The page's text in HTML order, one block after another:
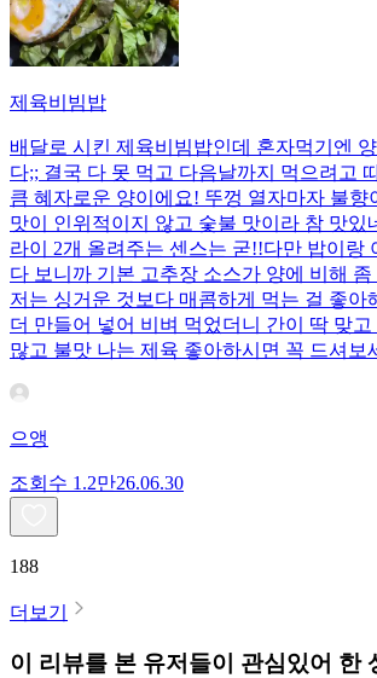
제육비빔밥
배달로 시킨 제육비빔밥인데 혼자먹기엔
다;; 결국 다 못 먹고 다음날까지 먹으려고
큼 혜자로운 양이에요! 뚜껑 열자마자 불향
맛이 인위적이지 않고 숯불 맛이라 참 맛있
라이 2개 올려주는 센스는 굳!! ​다만 밥이랑
다 보니까 기본 고추장 소스가 양에 비해
저는 싱거운 것보다 매콤하게 먹는 걸 좋아
더 만들어 넣어 비벼 먹었더니 간이 딱 맞
많고 불맛 나는 제육 좋아하시면 꼭 드셔보
으앵
조회수 1.2만26.06.30
188
더보기
이 리뷰를 본 유저들이 관심있어 한